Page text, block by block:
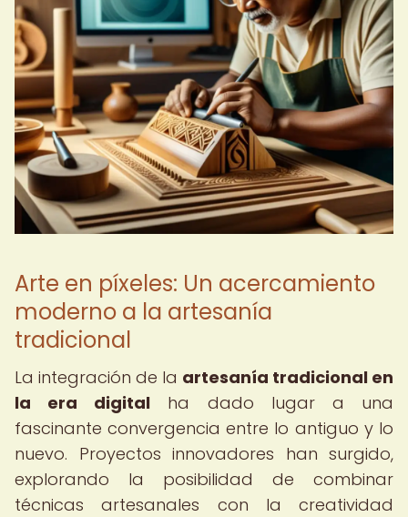
Arte en píxeles: Un acercamiento
moderno a la artesanía
tradicional
La integración de la artesanía tradicional en
la era digital ha dado lugar a una
fascinante convergencia entre lo antiguo y lo
nuevo. Proyectos innovadores han surgido,
explorando la posibilidad de combinar
técnicas artesanales con la creatividad